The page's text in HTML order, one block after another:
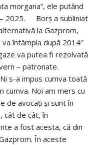
morgana”, ele putând
– 2025. Borș a subliniat
la Gazprom,
întâmpla după 2014″
va putea fi rezolvată
– patronate.
s-a impus cumva toată
cumva. Noi am mers cu
de avocați și sunt în
cât de cât, în
a fost acesta, că din
În aceste